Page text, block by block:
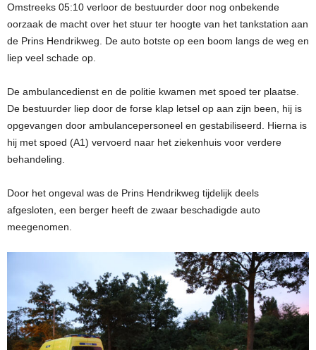
Omstreeks 05:10 verloor de bestuurder door nog onbekende
oorzaak de macht over het stuur ter hoogte van het tankstation aan
de Prins Hendrikweg. De auto botste op een boom langs de weg en
liep veel schade op.
De ambulancedienst en de politie kwamen met spoed ter plaatse.
De bestuurder liep door de forse klap letsel op aan zijn been, hij is
opgevangen door ambulancepersoneel en gestabiliseerd. Hierna is
hij met spoed (A1) vervoerd naar het ziekenhuis voor verdere
behandeling.
Door het ongeval was de Prins Hendrikweg tijdelijk deels
afgesloten, een berger heeft de zwaar beschadigde auto
meegenomen.